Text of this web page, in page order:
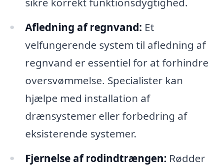
Afledning af regnvand: Et
velfungerende system til afledning af
regnvand er essentiel for at forhindre
oversvømmelse. Specialister kan
hjælpe med installation af
drænsystemer eller forbedring af
eksisterende systemer.
Fjernelse af rodindtrængen: Rødder